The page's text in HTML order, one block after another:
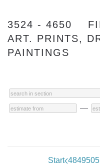
3524 - 4650
ART. PRINTS,
PAINTINGS
—
Start 484950